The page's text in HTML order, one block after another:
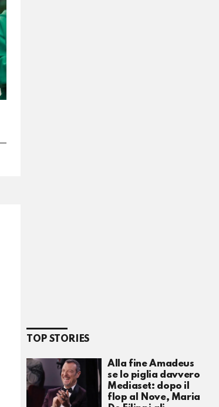
TOP STORIES
Alla fine Amadeus
se lo piglia davvero
Mediaset: dopo il
flop al Nove, Maria